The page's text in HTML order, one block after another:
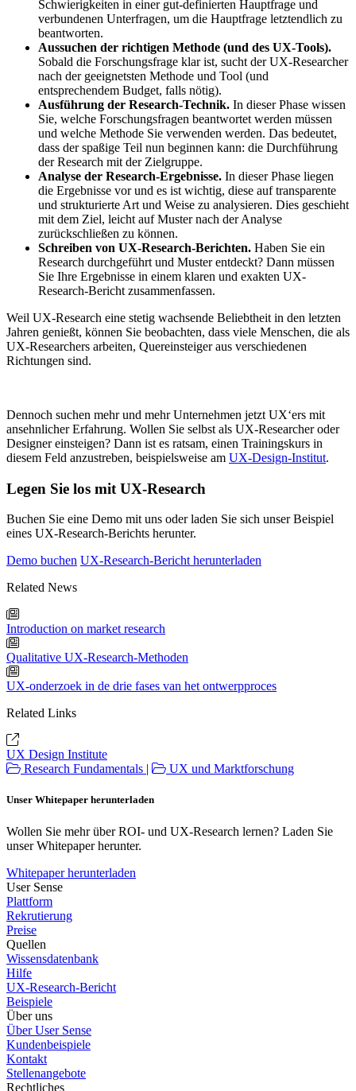
Schwierigkeiten in einer gut-definierten Hauptfrage und
verbundenen Unterfragen, um die Hauptfrage letztendlich zu
beantworten.
Aussuchen der richtigen Methode (und des UX-Tools).
Sobald die Forschungsfrage klar ist, sucht der UX-Researcher
nach der geeignetsten Methode und Tool (und
entsprechendem Budget, falls nötig).
Ausführung der Research-Technik. In dieser Phase wissen
Sie, welche Forschungsfragen beantwortet werden müssen
und welche Methode Sie verwenden werden. Das bedeutet,
dass der spaßige Teil nun beginnen kann: die Durchführung
der Research mit der Zielgruppe.
Analyse der Research-Ergebnisse. In dieser Phase liegen
die Ergebnisse vor und es ist wichtig, diese auf transparente
und strukturierte Art und Weise zu analysieren. Dies geschieht
mit dem Ziel, leicht auf Muster nach der Analyse
zurückschließen zu können.
Schreiben von UX-Research-Berichten. Haben Sie ein
Research durchgeführt und Muster entdeckt? Dann müssen
Sie Ihre Ergebnisse in einem klaren und exakten UX-
Research-Bericht zusammenfassen.
Weil UX-Research eine stetig wachsende Beliebtheit in den letzten
Jahren genießt, können Sie beobachten, dass viele Menschen, die als
UX-Researchers arbeiten, Quereinsteiger aus verschiedenen
Richtungen sind.
Dennoch suchen mehr und mehr Unternehmen jetzt UX‘ers mit
ansehnlicher Erfahrung. Wollen Sie selbst als UX-Researcher oder
Designer einsteigen? Dann ist es ratsam, einen Trainingskurs in
diesem Feld anzustreben, beispielsweise am UX-Design-Institut.
Legen Sie los mit UX-Research
Buchen Sie eine Demo mit uns oder laden Sie sich unser Beispiel
eines UX-Research-Berichts herunter.
Demo buchen UX-Research-Bericht herunterladen
Related News
Introduction on market research
Qualitative UX-Research-Methoden
UX-onderzoek in de drie fases van het ontwerpproces
Related Links
UX Design Institute
Research Fundamentals | UX und Marktforschung
Unser Whitepaper herunterladen
Wollen Sie mehr über ROI- und UX-Research lernen? Laden Sie
unser Whitepaper herunter.
Whitepaper herunterladen
User Sense
Plattform
Rekrutierung
Preise
Quellen
Wissensdatenbank
Hilfe
UX-Research-Bericht
Beispiele
Über uns
Über User Sense
Kundenbeispiele
Kontakt
Stellenangebote
Rechtliches